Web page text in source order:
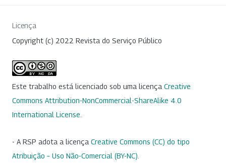
Licença
Copyright (c) 2022 Revista do Serviço Público
Este trabalho está licenciado sob uma licença Creative
Commons Attribution-NonCommercial-ShareAlike 4.0
International License
- A RSP adota a licença Creative Commons (CC) do tipo
Atribuição – Uso Não-Comercial (BY-NC)